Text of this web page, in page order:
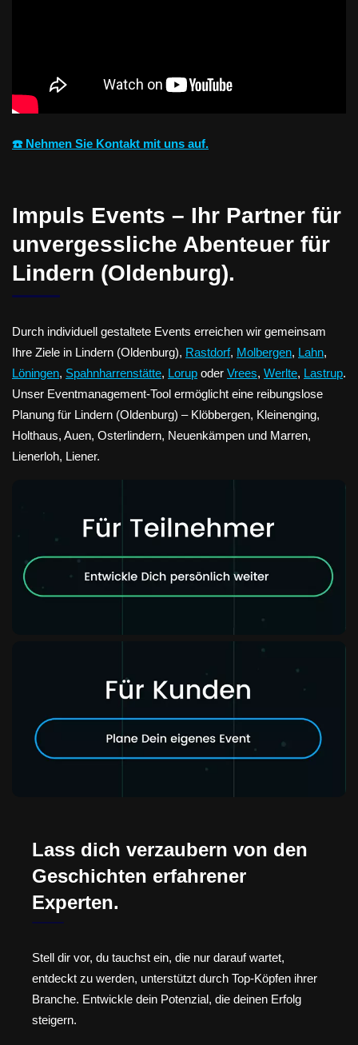
☎️ Nehmen Sie Kontakt mit uns auf.
Impuls Events – Ihr Partner für
unvergessliche Abenteuer für
Lindern (Oldenburg).
Durch individuell gestaltete Events erreichen wir gemeinsam
Ihre Ziele in Lindern (Oldenburg), Rastdorf, Molbergen, Lahn,
Löningen, Spahnharrenstätte, Lorup oder Vrees, Werlte, Lastrup.
Unser Eventmanagement-Tool ermöglicht eine reibungslose
Planung für Lindern (Oldenburg) – Klöbbergen, Kleinenging,
Holthaus, Auen, Osterlindern, Neuenkämpen und Marren,
Lienerloh, Liener.
Lass dich verzaubern von den
Geschichten erfahrener
Experten.
Stell dir vor, du tauchst ein, die nur darauf wartet,
entdeckt zu werden, unterstützt durch Top-Köpfen ihrer
Branche. Entwickle dein Potenzial, die deinen Erfolg
steigern.